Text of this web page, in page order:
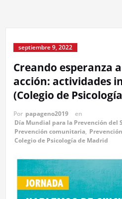
septiembre 9, 2022
Creando esperanza
acción: actividades
(Colegio de
Por papageno2019
en
Día Mundial para la Prevención del
Prevención comunitaria,
Colegio de Psicología de Madrid